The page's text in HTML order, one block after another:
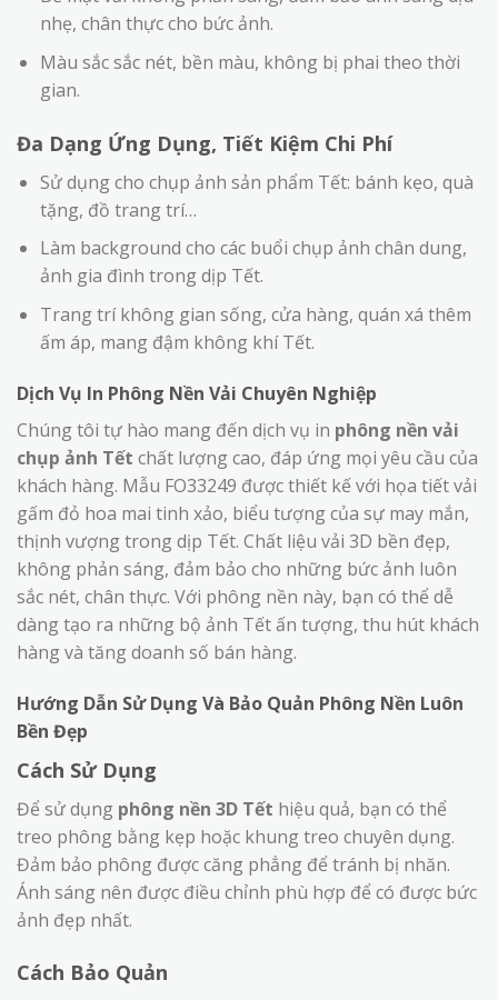
nhẹ, chân thực cho bức ảnh.
Màu sắc sắc nét, bền màu, không bị phai theo thời
gian.
Đa Dạng Ứng Dụng, Tiết Kiệm Chi Phí
Sử dụng cho chụp ảnh sản phẩm Tết: bánh kẹo, quà
tặng, đồ trang trí…
Làm background cho các buổi chụp ảnh chân dung,
ảnh gia đình trong dịp Tết.
Trang trí không gian sống, cửa hàng, quán xá thêm
ấm áp, mang đậm không khí Tết.
Dịch Vụ In Phông Nền Vải Chuyên Nghiệp
Chúng tôi tự hào mang đến dịch vụ in phông nền vải
chụp ảnh Tết chất lượng cao, đáp ứng mọi yêu cầu của
khách hàng. Mẫu FO33249 được thiết kế với họa tiết vải
gấm đỏ hoa mai tinh xảo, biểu tượng của sự may mắn,
thịnh vượng trong dịp Tết. Chất liệu vải 3D bền đẹp,
không phản sáng, đảm bảo cho những bức ảnh luôn
sắc nét, chân thực. Với phông nền này, bạn có thể dễ
dàng tạo ra những bộ ảnh Tết ấn tượng, thu hút khách
hàng và tăng doanh số bán hàng.
Hướng Dẫn Sử Dụng Và Bảo Quản Phông Nền Luôn
Bền Đẹp
Cách Sử Dụng
Để sử dụng phông nền 3D Tết hiệu quả, bạn có thể
treo phông bằng kẹp hoặc khung treo chuyên dụng.
Đảm bảo phông được căng phẳng để tránh bị nhăn.
Ánh sáng nên được điều chỉnh phù hợp để có được bức
ảnh đẹp nhất.
Cách Bảo Quản